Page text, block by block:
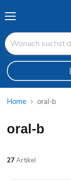
Home oral-b
oral-b
27Artikel